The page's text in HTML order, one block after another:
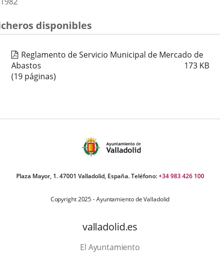
disponibles
Reglamento de Servicio Municipal de Mercado de
Abastos
173 KB
(19 páginas)
Plaza Mayor, 1. 47001 Valladolid, España. Teléfono:+34 983 426 100
Copyright 2025 - Ayuntamiento de Valladolid
valladolid.es
El Ayuntamiento